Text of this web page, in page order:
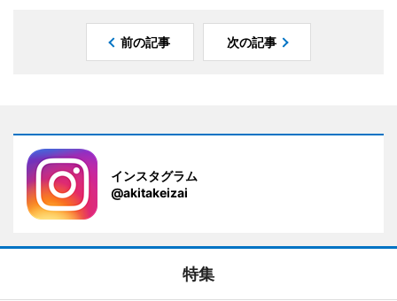
前の記事 次の記事
インスタグラム
@akitakeizai
特集